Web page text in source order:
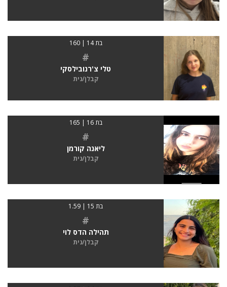
בת 14 | 160
#
טלי צ'רנובילסקי
קבלן/נית
בת 16 | 165
#
ליאנה קורמן
קבלן/נית
בת 15 | 1.59
#
תהילה הדס לוי
קבלן/נית